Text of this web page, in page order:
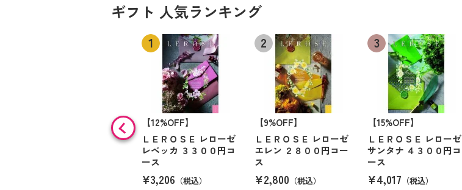
ギフト 人気ランキング
【12%OFF】
ＬＥＲＯＳＥ レローゼ
レベッカ ３３００円コ
ース
¥3,206 （税込）
【9%OFF】
ＬＥＲＯＳＥ レローゼ
エレン ２８００円コー
ス
¥2,800 （税込）
【15%OFF】
ＬＥＲＯＳＥ レローゼ
サンタナ ４３００円コ
ース
¥4,017 （税込）